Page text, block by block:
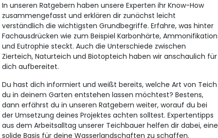
In unseren Ratgebern haben unsere Experten ihr Know-How
zusammengefasst und erklären dir zunächst leicht
verständlich die wichtigsten Grundbegriffe. Erfahre, was hinter
Fachausdrücken wie zum Beispiel Karbonhärte, Ammonifikation
und Eutrophie steckt. Auch die Unterschiede zwischen
Zierteich, Naturteich und Biotopteich haben wir anschaulich für
dich aufbereitet.
Du hast dich informiert und weißt bereits, welche Art von Teich
du in deinem Garten entstehen lassen möchtest? Bestens,
dann erfährst du in unseren Ratgebern weiter, worauf du bei
der Umsetzung deines Projektes achten solltest. Expertentipps
aus dem Arbeitsalltag unserer Teichbauer helfen dir dabei, eine
solide Basis für deine Wasserlandschaften zu schaffen.